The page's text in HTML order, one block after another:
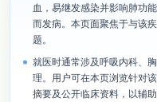
血，易继发感染并影响肺功
而发病。本页面聚焦于与该
题。
就医时通常涉及呼吸内科、
理。用户可在本页浏览针对
摘要及公开临床资料，以辅